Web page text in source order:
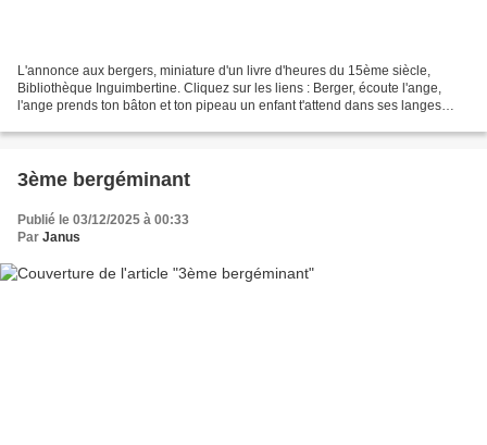
L'annonce aux bergers, miniature d'un livre d'heures du 15ème siècle,
Bibliothèque Inguimbertine. Cliquez sur les liens : Berger, écoute l'ange,
l'ange prends ton bâton et ton pipeau un enfant t'attend dans ses langes
3ème bergéminant
Publié le 03/12/2025 à 00:33
Par Janus